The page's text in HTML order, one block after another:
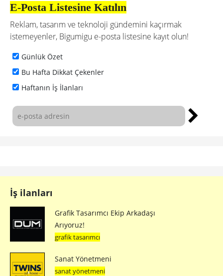
E-Posta Listesine Katılın
Reklam, tasarım ve teknoloji gündemini kaçırmak
istemeyenler, Bigumigu e-posta listesine kayıt olun!
Günlük Özet
Bu Hafta Dikkat Çekenler
Haftanın İş İlanları
İş ilanları
Grafik Tasarımcı Ekip Arkadaşı
Arıyoruz!
grafik tasarımcı
Sanat Yönetmeni
sanat yönetmeni